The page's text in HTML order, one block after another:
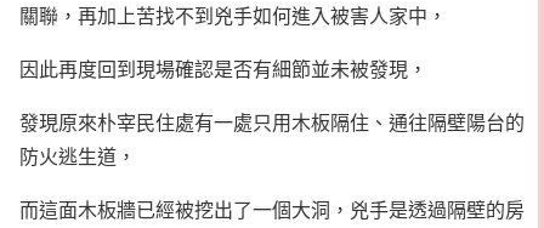
關聯，再加上苦找不到兇手如何進入被害人家中，
因此再度回到現場確認是否有細節並未被發現，
發現原來朴宰民住處有一處只用木板隔住、通往隔壁陽台的
防火逃生道，
而這面木板牆已經被挖出了一個大洞，兇手是透過隔壁的房